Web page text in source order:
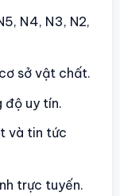
N4, N3, N2,
sở vật chất.
độ uy tín.
và tin tức
trực tuyến.